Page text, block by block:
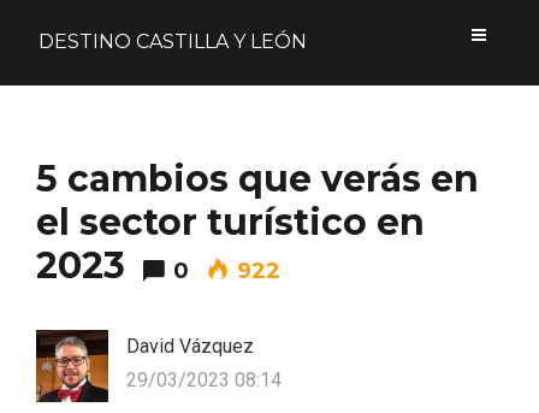
DESTINO CASTILLA Y LEÓN
5 cambios que verás en
el sector turístico en
2023
0 922
David Vázquez
29/03/2023 08:14
Nombre de usuario o correo electrónico